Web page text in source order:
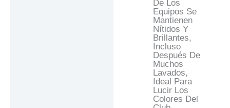
De Los
Equipos Se
Mantienen
Nítidos Y
Brillantes,
Incluso
Después De
Muchos
Lavados,
Ideal Para
Lucir Los
Colores Del